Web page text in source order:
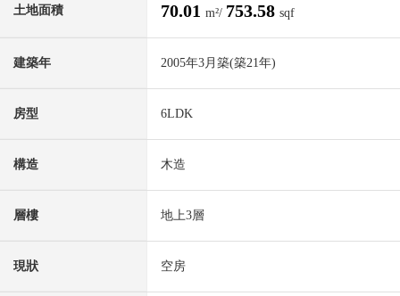
土地面積 70.01 m²/ 753.58 sqf
建築年 2005年3月築(築21年)
房型 6LDK
構造 木造
層樓 地上3層
現狀 空房